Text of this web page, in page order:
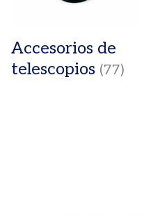
Accesorios de
telescopios (77)